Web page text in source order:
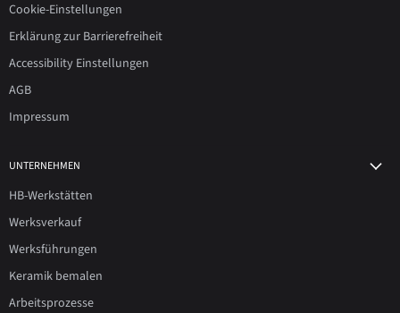
Cookie-Einstellungen
Erklärung zur Barrierefreiheit
Accessibility Einstellungen
AGB
Impressum
UNTERNEHMEN
HB-Werkstätten
Werksverkauf
Werksführungen
Keramik bemalen
Arbeitsprozesse